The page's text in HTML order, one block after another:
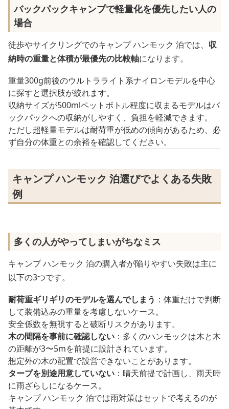
バックパックキャンプで軽量化を優先したい人の
場合
徒歩やサイクリングでのキャンプ ハンモック 泊では、 収
納時の重量と体積が最優先の比較軸になります。
重量300g前後のウルトラライト系ナイロンモデルを中心
に探すと選択肢が絞れます。
収納サイズが500mlペットボトル程度に収まるモデルはバ
ックパックへの収納がしやすく、負担を軽減できます。
ただし超軽量モデルは耐荷重が低めの傾向があるため、必
ず自分の体重との余裕を確認してください。
キャンプ ハンモック 泊選びでよくある失敗
例
多くの人がやってしまいがちなミス
キャンプ ハンモック 泊の購入者が陥りやすい失敗は主に
以下の3つです。
耐荷重ギリギリのモデルを選んでしまう ：体重だけで判断
して装備込みの重量を考慮しないケース。
安全係数を無視すると破断リスクがあります。
木の間隔を事前に確認しない ：多くのハンモックは木と木
の距離が3〜5mを前提に設計されています。
想定外の木の配置で設営できないことがあります。
タープを別途用意していない ：晴天前提で計画し、雨天時
に雨ざらしになるケース。
キャンプ ハンモック 泊では雨対策はセットで考えるのが